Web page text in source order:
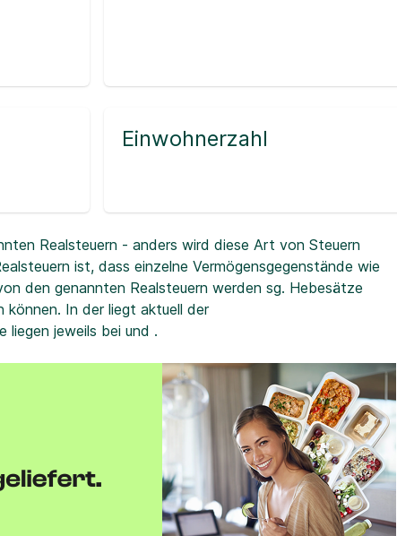
Einwohnerzahl
Realsteuern - anders wird diese Art von Steuern
ist, dass einzelne Vermögensgegenstände wie
den genannten Realsteuern werden sg. Hebesätze
können. In der liegt aktuell der
liegen jeweils bei und .